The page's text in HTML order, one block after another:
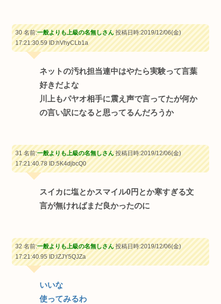
30 名前:一般よりも上級の名無しさん投稿日時:2019/12/06(金)
17:21:30.59ID:hVhyCLb1a
ネットの汚れ担当連中はやたら実験って言葉
好きだよな
川上もパヤオ相手に震え声で言ってたが何か
の言い訳になると思ってるんだろうか
31 名前:一般よりも上級の名無しさん投稿日時:2019/12/06(金)
17:21:40.78ID:5K4djbcQ0
スイカに塩とかスマイル0円とか寒すぎる文
言が無ければまだ良かったのに
32 名前:一般よりも上級の名無しさん投稿日時:2019/12/06(金)
17:21:40.95ID:lZJY5QJZa
いいな
使ってみるわ